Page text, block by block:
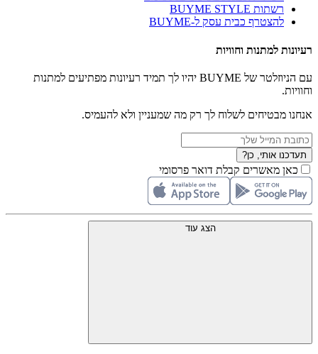
רשתות BUYME STYLE
להצטרף כבית עסק ל-BUYME
רעיונות למתנות וחוויות
עם הניוזלטר של BUYME יהיו לך תמיד רעיונות מפתיעים למתנות
וחוויות.
אנחנו מבטיחים לשלוח לך רק מה שמעניין ולא להעמיס.
תעדכנו אותי, כן?
כאן מאשרים קבלת דואר פרסומי
הצג עוד